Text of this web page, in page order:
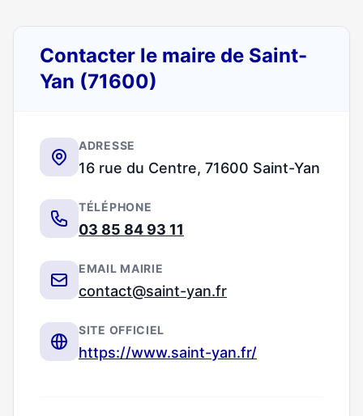
Contacter le maire de Saint-
Yan (71600)
ADRESSE
16 rue du Centre, 71600 Saint-Yan
TÉLÉPHONE
03 85 84 93 11
EMAIL MAIRIE
contact@saint-yan.fr
SITE OFFICIEL
https://www.saint-yan.fr/